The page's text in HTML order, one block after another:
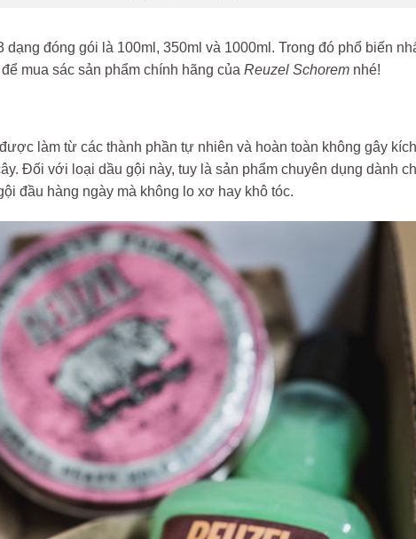
dạng đóng gói là 100ml, 350ml và 1000ml. Trong đó phổ biến
để mua sác sản phẩm chính hãng của Reuzel Schorem nhé!
làm từ các thành phần tự nhiên và hoàn toàn không gây
Đối với loại dầu gội này, tuy là sản phẩm chuyên dụng dành
đầu hàng ngày mà không lo xơ hay khô tóc.